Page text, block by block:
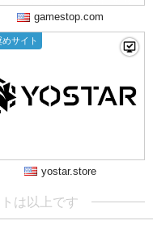
gamestop.com
めサイト
yostar.store
は以上です